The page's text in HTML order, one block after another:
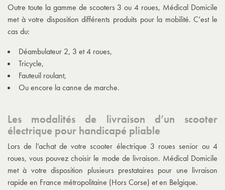
Outre toute la gamme de scooters 3 ou 4 roues, Médical Domicile
met à votre disposition différents produits pour la mobilité. C’est le
cas du:
Déambulateur 2, 3 et 4 roues,
Tricycle,
Fauteuil roulant,
Ou encore la canne de marche.
Les modalités de livraison d’un scooter
électrique pour handicapé pliable
Lors de l’achat de votrescooter électrique 3 roues senior ou 4
roues, vous pouvez choisir le mode de livraison. Médical Domicile
met à votre disposition plusieurs prestataires pour une livraison
rapide en France métropolitaine (Hors Corse) et en Belgique.